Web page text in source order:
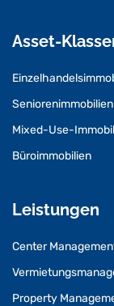
Asset-
Seniorenimmobilien
Mixed-Use-
Büroimmobilien
Leistungen
Center
Property